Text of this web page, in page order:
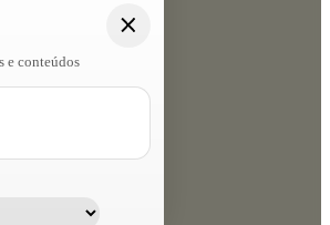
e conteúdos